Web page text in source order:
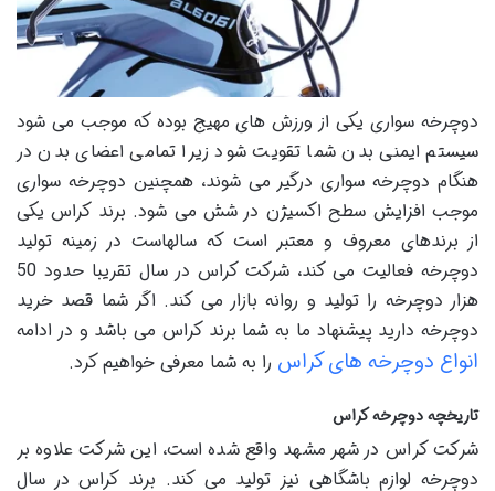
دوچرخه سواری یکی از ورزش های مهیج بوده که موجب می شود
سیستم ایمنی بدن شما تقویت شود زیرا تمامی اعضای بدن در
هنگام دوچرخه سواری درگیر می شوند، همچنین دوچرخه سواری
موجب افزایش سطح اکسیژن در شش می شود. برند کراس یکی
از برندهای معروف و معتبر است که سالهاست در زمینه تولید
دوچرخه فعالیت می کند، شرکت کراس در سال تقریبا حدود 50
هزار دوچرخه را تولید و روانه بازار می کند. اگر شما قصد خرید
دوچرخه دارید پیشنهاد ما به شما برند کراس می باشد و در ادامه
انواع دوچرخه های کراس را به شما معرفی خواهیم کرد.
تاریخچه دوچرخه کراس
شرکت کراس در شهر مشهد واقع شده است، این شرکت علاوه بر
دوچرخه لوازم باشگاهی نیز تولید می کند. برند کراس در سال